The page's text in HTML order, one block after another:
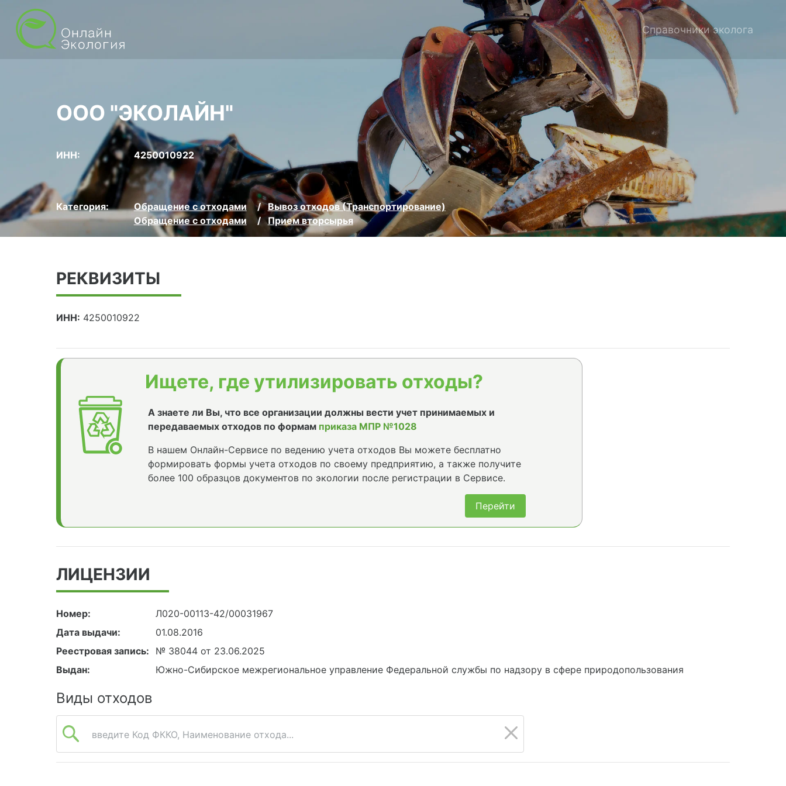
Справочники эколога
ООО "ЭКОЛАЙН"
ИНН: 4250010922
Категория: Обращение с отходами
Вывоз отходов (Транспортирование)
Обращение с отходами
Прием вторсырья
РЕКВИЗИТЫ
ИНН: 4250010922
Ищете, где утилизировать отходы?
А знаете ли Вы, что все организации должны вести учет принимаемых и
передаваемых отходов по формам приказа МПР №1028
В нашем Онлайн-Сервисе по ведению учета отходов Вы можете бесплатно
формировать формы учета отходов по своему предприятию, а также получите
более 100 образцов документов по экологии после регистрации в Сервисе.
Перейти
ЛИЦЕНЗИИ
Номер:
Л020-00113-42/00031967
Дата выдачи:
01.08.2016
Реестровая запись:
№ 38044 от 23.06.2025
Выдан:
Южно-Сибирское межрегиональное управление Федеральной службы по надзору в сфере природопользования
Виды отходов
введите Код ФККО, Наименование отхода...